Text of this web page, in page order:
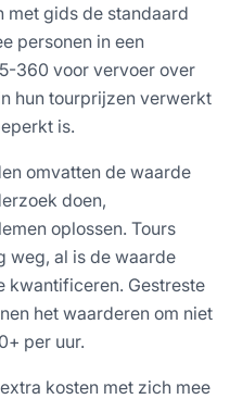
met gids de standaard
personen in een
360 voor vervoer over
hun tourprijzen verwerkt
is.
omvatten de waarde
doen,
oplossen. Tours
weg, al is de waarde
kwantificeren. Gestreste
het waarderen om niet
per uur.
kosten met zich mee